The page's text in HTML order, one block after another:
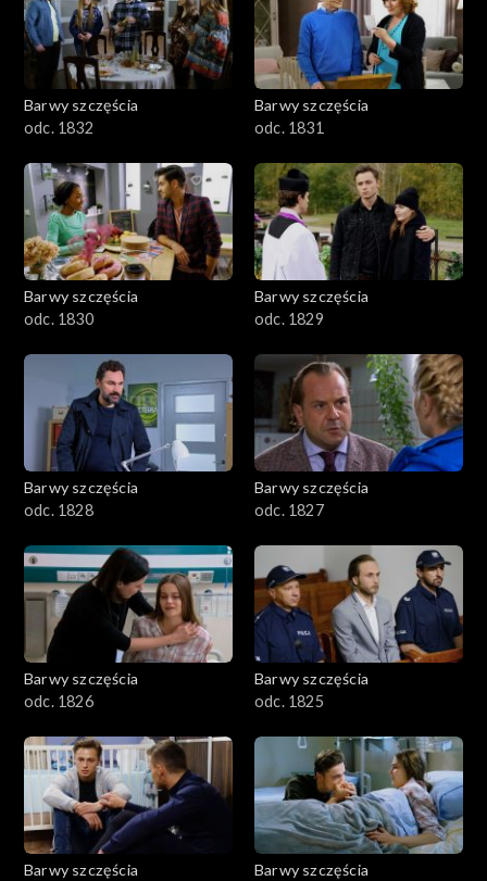
Barwy szczęścia
odc. 1832
Barwy szczęścia
odc. 1831
Barwy szczęścia
odc. 1830
Barwy szczęścia
odc. 1829
Barwy szczęścia
odc. 1828
Barwy szczęścia
odc. 1827
Barwy szczęścia
odc. 1826
Barwy szczęścia
odc. 1825
Barwy szczęścia
Barwy szczęścia